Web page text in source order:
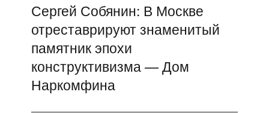
Следующая
запись:
Сергей Собянин: В Москве
отреставрируют знаменитый
памятник эпохи
конструктивизма — Дом
Наркомфина